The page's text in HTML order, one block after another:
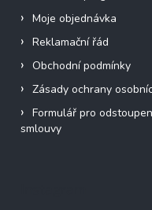
Moje objednávka
Reklamační řád
Obchodní podmínky
Zásady ochrany
Formulář pro
smlouvy